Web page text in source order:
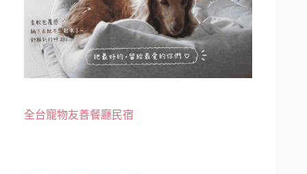
全台寵物友善餐廳民宿